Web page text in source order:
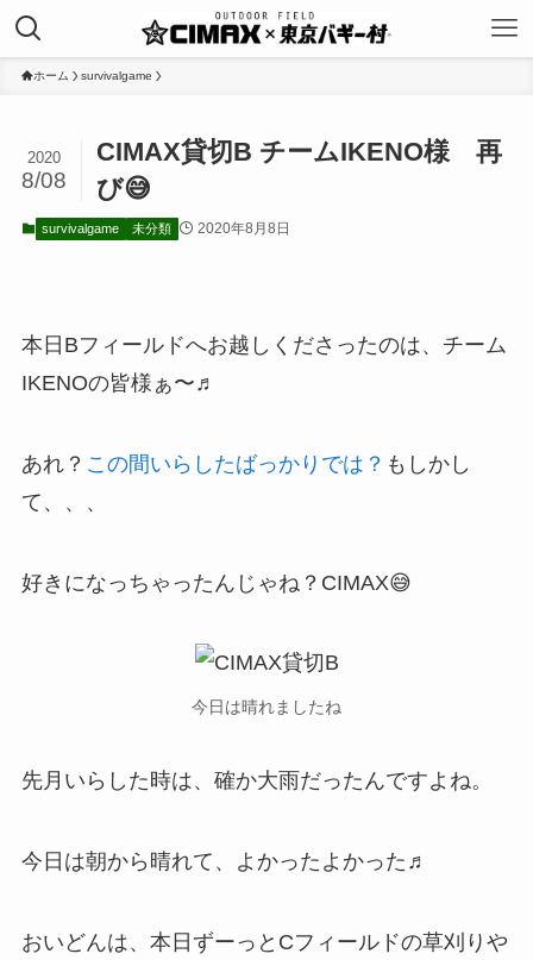
ホーム survivalgame
CIMAX貸切B チームIKENO様 再
び😅
2020
8/08
survivalgame 未分類 2020年8月8日
本日Bフィールドへお越しくださったのは、チーム
IKENOの皆様ぁ〜♬
あれ？ この間いらしたばっかりでは？ もしかし
て、、、
好きになっちゃったんじゃね？CIMAX😅
今日は晴れましたね
先月いらした時は、確か大雨だったんですよね。
今日は朝から晴れて、よかったよかった♬
おいどんは、本日ずーっとCフィールドの草刈りや